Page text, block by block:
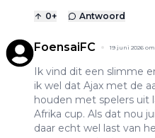
0+ Antwoord
FoensaiFC 19 juni 2026 om
Ik vind dit een slimme
ik wel dat Ajax met de
houden met spelers uit
Afrika cup. Als dat nou
daar echt wel last van